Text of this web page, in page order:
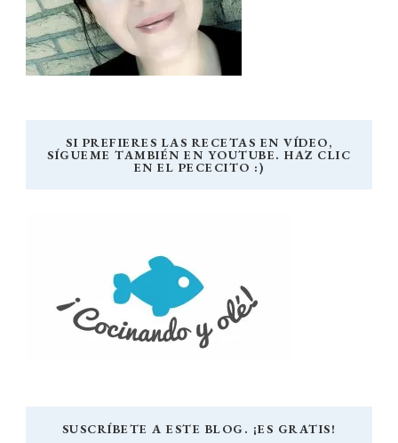
SI PREFIERES LAS RECETAS EN VÍDEO,
SÍGUEME TAMBIÉN EN YOUTUBE. HAZ CLIC
EN EL PECECITO :)
SUSCRÍBETE A ESTE BLOG. ¡ES GRATIS!